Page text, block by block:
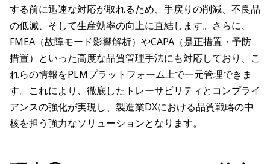
する前に迅速な対応が取れるため、手戻りの削減、不良品
の低減、そして生産効率の向上に直結します。さらに、
FMEA（故障モード影響解析）やCAPA（是正措置・予防
措置）といった高度な品質管理手法にも対応しており、こ
れらの情報をPLMプラットフォーム上で一元管理できま
す。これにより、徹底したトレーサビリティとコンプライ
アンスの強化が実現し、製造業DXにおける品質戦略の中
核を担う強力なソリューションとなります。